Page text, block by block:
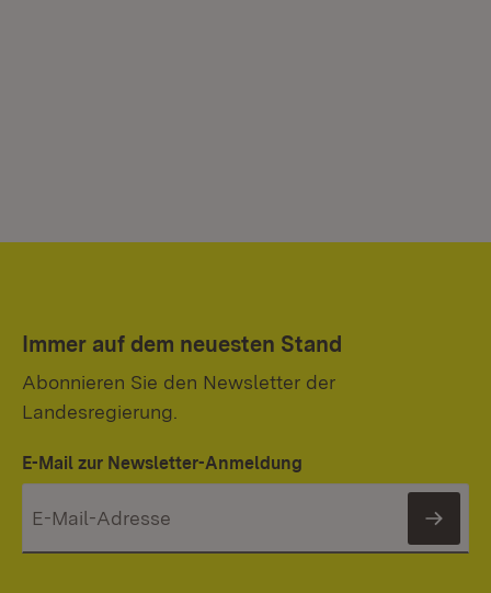
Immer auf dem neuesten Stand
Abonnieren Sie den Newsletter der
Landesregierung.
E-Mail zur Newsletter-Anmeldung